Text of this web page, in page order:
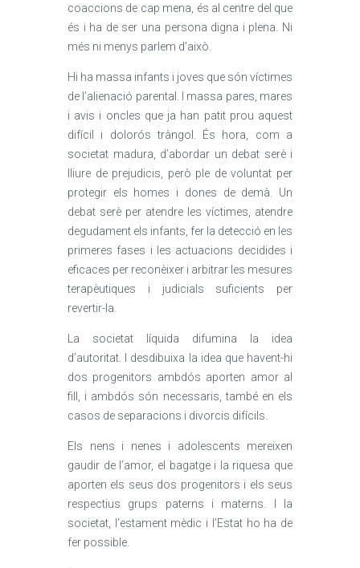
coaccions de cap mena, és al centre del que
és i ha de ser una persona digna i plena. Ni
més ni menys parlem d’això.
Hi ha massa infants i joves que són víctimes
de l’alienació parental. I massa pares, mares
i avis i oncles que ja han patit prou aquest
difícil i dolorós tràngol. És hora, com a
societat madura, d’abordar un debat serè i
lliure de prejudicis, però ple de voluntat per
protegir els homes i dones de demà. Un
debat serè per atendre les víctimes, atendre
degudament els infants, fer la detecció en les
primeres fases i les actuacions decidides i
eficaces per reconèixer i arbitrar les mesures
terapèutiques i judicials suficients per
revertir-la.
La societat líquida difumina la idea
d’autoritat. I desdibuixa la idea que havent-hi
dos progenitors ambdós aporten amor al
fill, i ambdós són necessaris, també en els
casos de separacions i divorcis difícils.
Els nens i nenes i adolescents mereixen
gaudir de l’amor, el bagatge i la riquesa que
aporten els seus dos progenitors i els seus
respectius grups paterns i materns. I la
societat, l’estament mèdic i l’Estat ho ha de
fer possible.